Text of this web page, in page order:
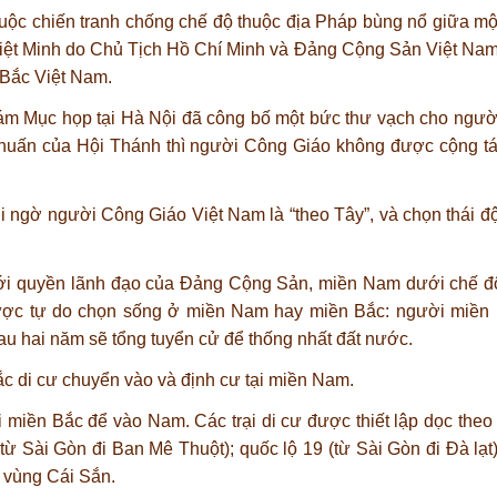
chiến tranh chống chế độ thuộc địa Pháp bùng nổ giữa
Minh do Chủ Tịch Hồ Chí Minh và Đảng Cộng Sản Việt
Việt Nam.
Mục họp tại Hà Nội đã công bố một bức thư vạch cho
của Hội Thánh thì người Công Giáo không được cộng
người Công Giáo Việt Nam là “theo Tây”, và chọn thái
quyền lãnh đạo của Đảng Cộng Sản, miền Nam dưới chế
tự do chọn sống ở miền Nam hay miền Bắc: người miền
hai năm sẽ tổng tuyển cử để thống nhất đất nước.
di cư chuyển vào và định cư tại miền Nam.
Bắc để vào Nam. Các trại di cư được thiết lập dọc theo
Sài Gòn đi Ban Mê Thuột); quốc lộ 19 (từ Sài Gòn đi Đà
Cái Sắn.